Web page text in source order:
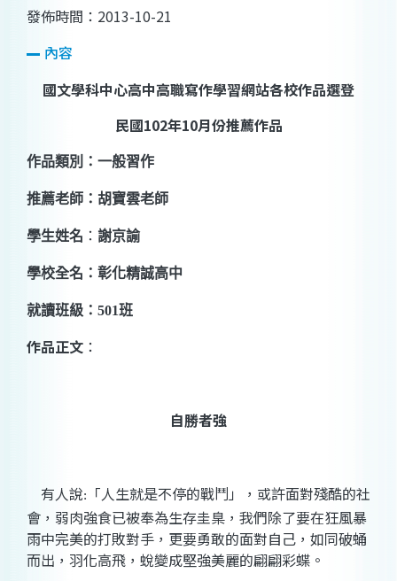
發佈時間：2013-10-21
內容
國文學科中心高中高職寫作學習網站各校作品選登
民國102年10月份推薦作品
作品類別：一般習作
推薦老師：胡寶雲老師
學生姓名 ： 謝京諭
學校全名：彰化精誠高中
就讀班級： 501班
作品正文 ：
自勝者強
有人說:
「人生就是不停的戰鬥」，或許面對殘酷的社
會，弱肉強食已被奉為生存圭臬，我們除了要在狂風暴
雨中完美的打敗對手，更要勇敢的面對自己，如同破蛹
而出，羽化高飛，蛻變成堅強美麗的翩翩彩蝶。